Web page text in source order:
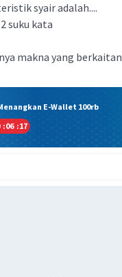
syair adalah....
suku kata
makna yang berkaitan
E-Wallet 100rb
:06 :16